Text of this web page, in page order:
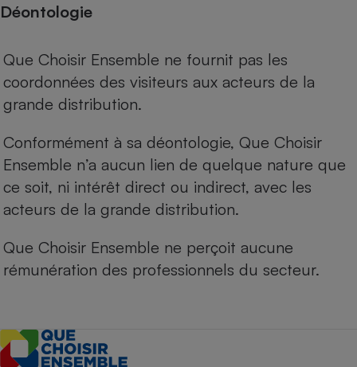
Déontologie
Que Choisir Ensemble ne fournit pas les
coordonnées des visiteurs aux acteurs de la
grande distribution.
Conformément à sa déontologie, Que Choisir
Ensemble n’a aucun lien de quelque nature que
ce soit, ni intérêt direct ou indirect, avec les
acteurs de la grande distribution.
Que Choisir Ensemble ne perçoit aucune
rémunération des professionnels du secteur.